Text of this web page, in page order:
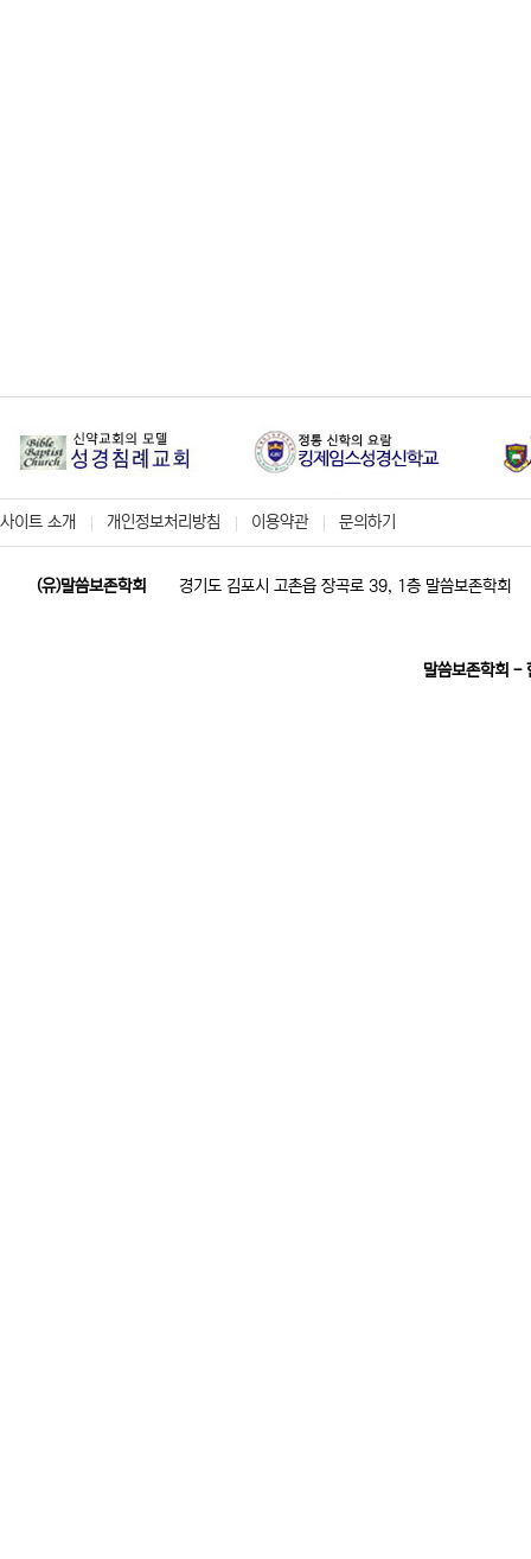
사이트 소개 개인정보처리방침 이용약관 문의하기
(유)말씀보존학회 경기도 김포시 고촌읍 장곡로 39, 1층 말씀보존학회
말씀보존학회 -